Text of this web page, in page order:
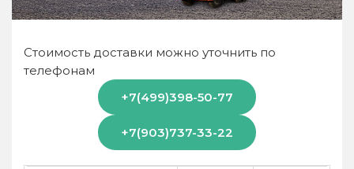
Стоимость доставки можно уточнить по
телефонам
+7(499)398-50-77
+7(903)737-33-22